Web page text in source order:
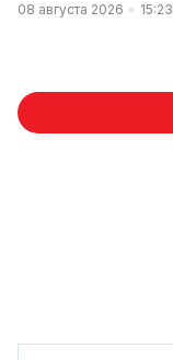
08 августа 2026 15:23